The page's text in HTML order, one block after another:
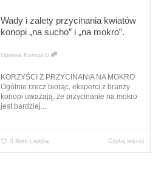
Wady i zalety przycinania kwiatów
konopi „na sucho” i „na mokro”.
Uprawa Konopi 0
KORZYŚCI Z PRZYCINANIA NA MOKRO
Ogólnie rzecz biorąc, eksperci z branży
konopi uważają, że przycinanie na mokro
jest bardziej...
0 Brak Lajków Czytaj więcej